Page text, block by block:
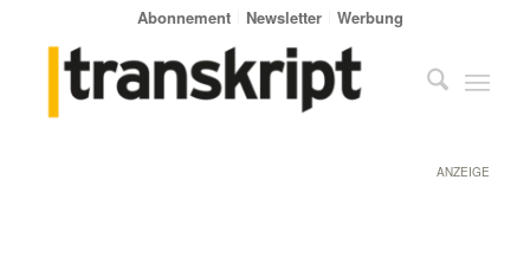
Abonnement Newsletter Werbung
ANZEIGE